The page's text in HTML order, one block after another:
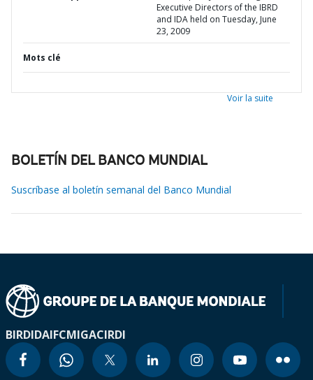
Executive Directors of the IBRD
and IDA held on Tuesday, June
23, 2009
Mots clé
Voir la suite
BOLETÍN DEL BANCO MUNDIAL
Suscríbase al boletín semanal del Banco Mundial
BIRDIDAIFCMIGACIRDI